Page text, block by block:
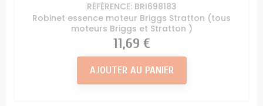
RÉFÉRENCE: BRI698183
Robinet essence moteur Briggs Stratton (tous
moteurs Briggs et Stratton )
Prix
11,69 €
AJOUTER AU PANIER